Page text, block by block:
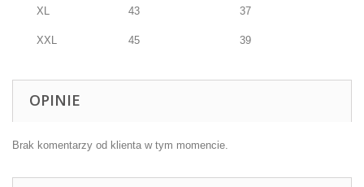
XL 43 37
XXL 45 39
OPINIE
Brak komentarzy od klienta w tym momencie.